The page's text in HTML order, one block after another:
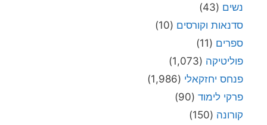
נשים (43)
סדנאות וקורסים (10)
ספרים (11)
פוליטיקה (1,073)
פנחס יחזקאלי (1,986)
פרקי לימוד (90)
קורונה (150)